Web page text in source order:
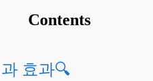
Contents
효과🔍